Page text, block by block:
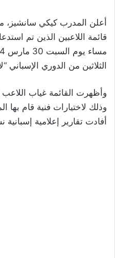
أعلن المدرب كيكي سانشيز،
قائمة اللاعبين الذين تم
الثلاثين من الدوري الإسباني
وأظهرت القائمة غياب
وذلك لاختيارات فنية قام
أفادت تقارير إعلامية